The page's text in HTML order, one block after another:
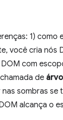
1) como
você cria nós
com
de
sombras
alcança o